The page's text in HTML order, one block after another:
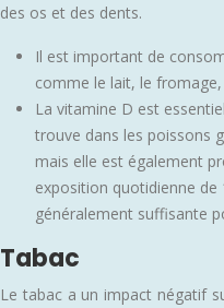
des os et des dents.
Il est important de
comme le lait, le
La vitamine D est
trouve dans les poissons
mais elle est également
exposition quotidienne
généralement suffisante
Tabac
Le tabac a un impact négatif